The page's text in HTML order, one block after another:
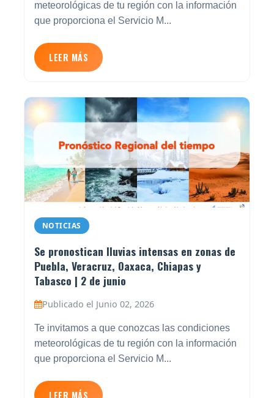
meteorológicas de tu región con la información
que proporciona el Servicio M...
LEER MÁS
NOTICIAS
Se pronostican lluvias intensas en zonas de
Puebla, Veracruz, Oaxaca, Chiapas y
Tabasco | 2 de junio
Publicado el Junio 02, 2026
Te invitamos a que conozcas las condiciones
meteorológicas de tu región con la información
que proporciona el Servicio M...
LEER MÁS